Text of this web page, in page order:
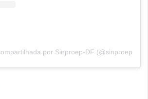
por Sinproep-DF (@sinproepdf)